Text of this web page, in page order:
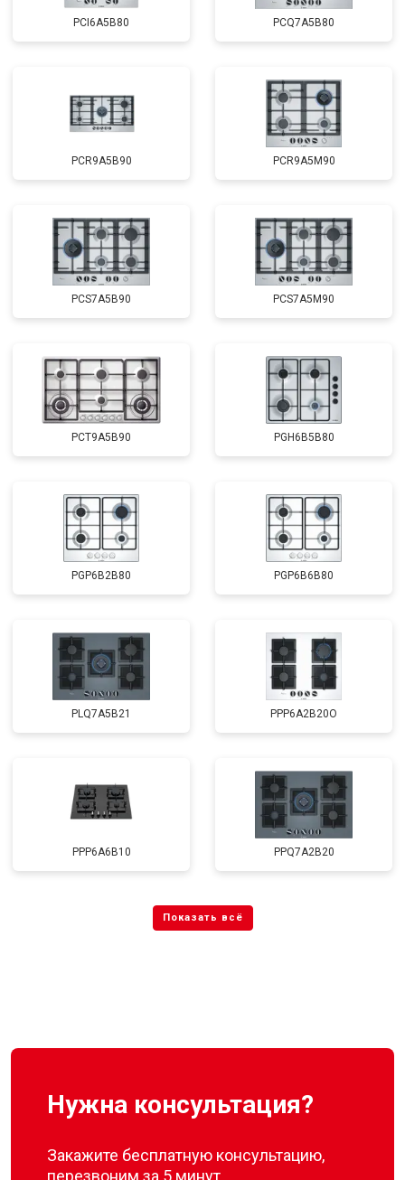
PCI6A5B80 PCQ7A5B80
PCR9A5B90 PCR9A5M90
PCS7A5B90 PCS7A5M90
PCT9A5B90 PGH6B5B80
PGP6B2B80 PGP6B6B80
PLQ7A5B21 PPP6A2B20O
PPP6A6B10 PPQ7A2B20
Нужна консультация?
Закажите бесплатную консультацию,
перезвоним за 5 минут